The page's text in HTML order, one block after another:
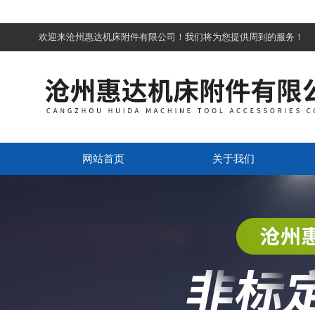
欢迎来沧州惠达机床附件有限公司！我们将为您提供周到的服务！
网站首页 关于我们